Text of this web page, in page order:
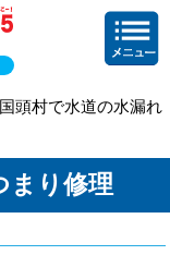
頭村で水道の水漏れ
り修理